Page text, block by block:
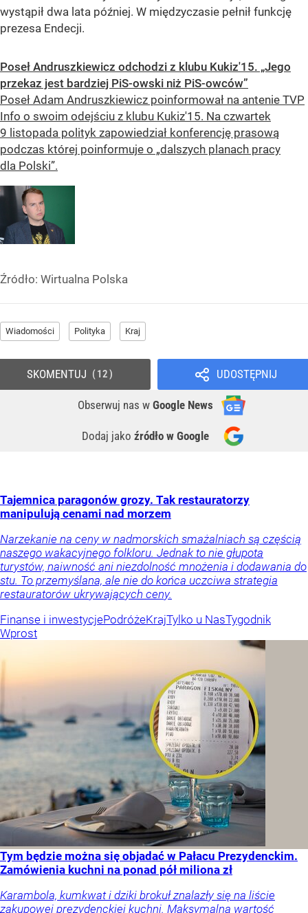
wystąpił dwa lata później. W międzyczasie pełnił funkcję
prezesa Endecji.
Poseł Andruszkiewicz odchodzi z klubu Kukiz'15. „Jego
przekaz jest bardziej PiS-owski niż PiS-owców”
Poseł Adam Andruszkiewicz poinformował na antenie TVP
Info o swoim odejściu z klubu Kukiz'15. Na czwartek
9 listopada polityk zapowiedział konferencję prasową
podczas której poinformuje o „dalszych planach pracy
dla Polski”.
Źródło: Wirtualna Polska
Wiadomości Polityka Kraj
UDOSTĘPNIJ
Obserwuj nas w Google News
Dodaj jako źródło w Google
SKOMENTUJ 12
Tajemnica paragonów grozy. Tak restauratorzy
manipulują cenami nad morzem
Narzekanie na ceny w nadmorskich smażalniach są częścią
naszego wakacyjnego folkloru. Jednak to nie głupota
turystów, naiwność ani niezdolność mnożenia i dodawania do
stu. To przemyślana, ale nie do końca uczciwa strategia
restauratorów ukrywających ceny.
Finanse i inwestycjePodróżeKrajTylko u NasTygodnik
Wprost
Tym będzie można się objadać w Pałacu Prezydenckim.
Zamówienia kuchni na ponad pół miliona zł
Karambola, kumkwat i dziki brokuł znalazły się na liście
zakupowej prezydenckiej kuchni. Maksymalna wartość